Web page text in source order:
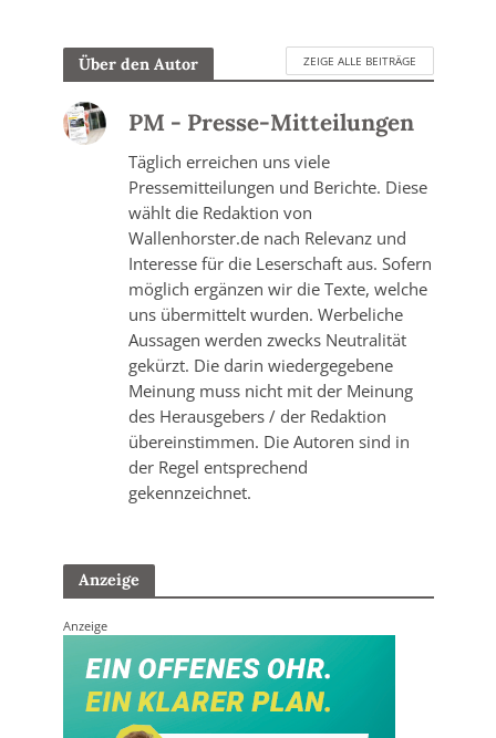
Über den Autor ZEIGE ALLE BEITRÄGE
PM - Presse-Mitteilungen
Täglich erreichen uns viele
Pressemitteilungen und Berichte. Diese
wählt die Redaktion von
Wallenhorster.de nach Relevanz und
Interesse für die Leserschaft aus. Sofern
möglich ergänzen wir die Texte, welche
uns übermittelt wurden. Werbeliche
Aussagen werden zwecks Neutralität
gekürzt. Die darin wiedergegebene
Meinung muss nicht mit der Meinung
des Herausgebers / der Redaktion
übereinstimmen. Die Autoren sind in
der Regel entsprechend
gekennzeichnet.
Anzeige
Anzeige